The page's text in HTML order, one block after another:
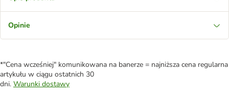
Opinie
*"Cena wcześniej" komunikowana na banerze = najniższa cena regularna
artykułu w ciągu ostatnich 30
dni. Warunki dostawy